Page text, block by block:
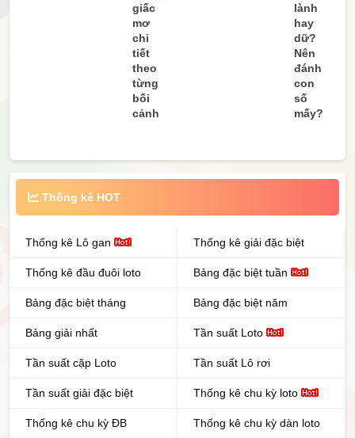
giấc
mơ
chi
tiết
theo
từng
bối
cảnh
lành
hay
dữ?
Nên
đánh
con
số
mấy?
Thống kê HOT
Thống kê Lô gan Thống kê giải đặc biệt
Thống kê đầu đuôi loto Bảng đặc biệt tuần
Bảng đặc biệt tháng Bảng đặc biệt năm
Bảng giải nhất Tần suất Loto
Tần suất cặp Loto Tần suất Lô rơi
Tần suất giải đặc biệt Thống kê chu kỳ loto
Thống kê chu kỳ ĐB Thống kê chu kỳ dàn loto